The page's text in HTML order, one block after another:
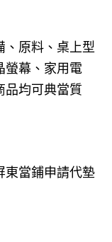
、原料、桌上型
螢幕、家用電
品均可典當質
東當鋪申請代墊